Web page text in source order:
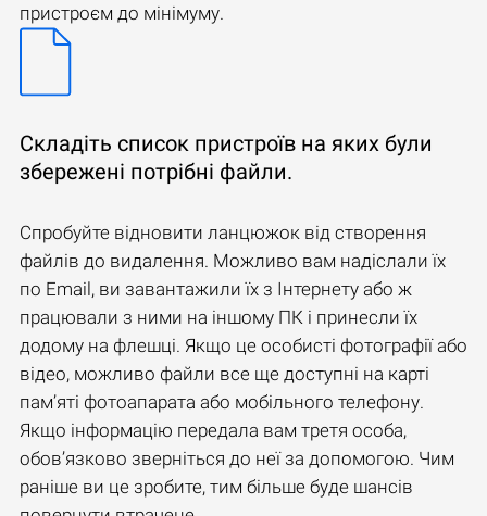
пристроєм до мінімуму.
Складіть список пристроїв на яких були
збережені потрібні файли.
Спробуйте відновити ланцюжок від створення
файлів до видалення. Можливо вам надіслали їх
по Email, ви завантажили їх з Інтернету або ж
працювали з ними на іншому ПК і принесли їх
додому на флешці. Якщо це особисті фотографії або
відео, можливо файли все ще доступні на карті
пам’яті фотоапарата або мобільного телефону.
Якщо інформацію передала вам третя особа,
обов’язково зверніться до неї за допомогою. Чим
раніше ви це зробите, тим більше буде шансів